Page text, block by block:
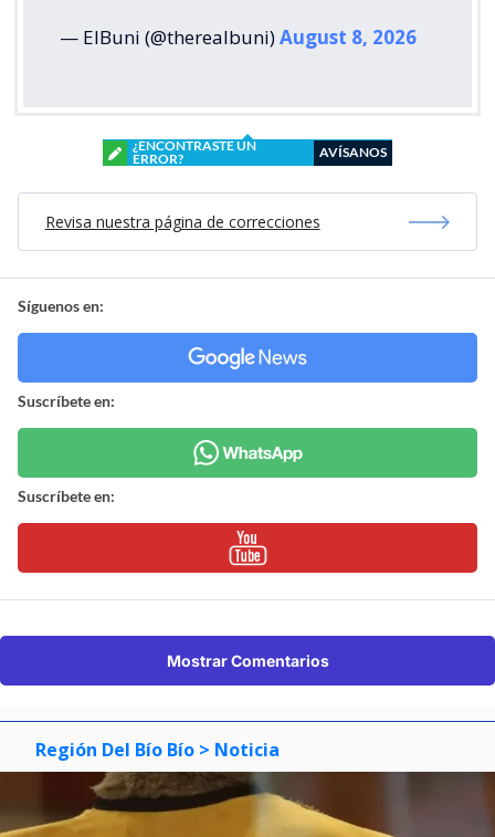
— ElBuni (@therealbuni)August 8, 2026
¿ENCONTRASTE UN
ERROR?
AVÍSANOS
Revisa nuestra página de correcciones
Síguenos en:
Suscríbete en:
Suscríbete en:
Mostrar Comentarios
Región Del Bío Bío > Noticia